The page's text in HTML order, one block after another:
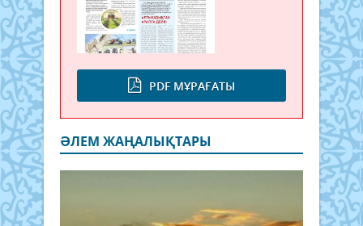
PDF МҰРАҒАТЫ
ӘЛЕМ ЖАҢАЛЫҚТАРЫ